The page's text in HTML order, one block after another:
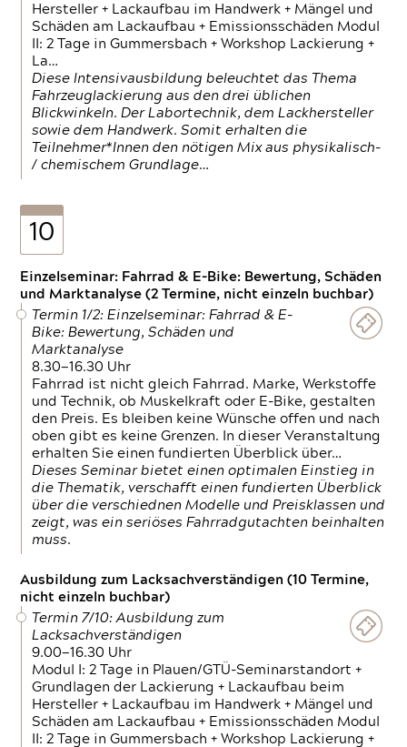
Hersteller + Lackaufbau im Handwerk + Mängel und
Schäden am Lackaufbau + Emissionsschäden Modul
II: 2 Tage in Gummersbach + Workshop Lackierung +
La…
Diese Intensivausbildung beleuchtet das Thema
Fahrzeuglackierung aus den drei üblichen
Blickwinkeln. Der Labortechnik, dem Lackhersteller
sowie dem Handwerk. Somit erhalten die
Teilnehmer*Innen den nötigen Mix aus physikalisch-
/ chemischem Grundlage…
10
Einzelseminar: Fahrrad & E-Bike: Bewertung, Schäden
und Marktanalyse (2 Termine, nicht einzeln buchbar)
Termin 1/2: Einzelseminar: Fahrrad & E-
Bike: Bewertung, Schäden und
Marktanalyse
8.30—16.30 Uhr
Fahrrad ist nicht gleich Fahrrad. Marke, Werkstoffe
und Technik, ob Muskelkraft oder E-Bike, gestalten
den Preis. Es bleiben keine Wünsche offen und nach
oben gibt es keine Grenzen. In dieser Veranstaltung
erhalten Sie einen fundierten Überblick über…
Dieses Seminar bietet einen optimalen Einstieg in
die Thematik, verschafft einen fundierten Überblick
über die verschiednen Modelle und Preisklassen und
zeigt, was ein seriöses Fahrradgutachten beinhalten
muss.
Ausbildung zum Lacksachverständigen (10 Termine,
nicht einzeln buchbar)
Termin 7/10: Ausbildung zum
Lacksachverständigen
9.00—16.30 Uhr
Modul I: 2 Tage in Plauen/GTÜ-Seminarstandort +
Grundlagen der Lackierung + Lackaufbau beim
Hersteller + Lackaufbau im Handwerk + Mängel und
Schäden am Lackaufbau + Emissionsschäden Modul
II: 2 Tage in Gummersbach + Workshop Lackierung +